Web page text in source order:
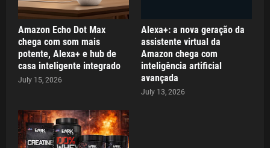
Amazon Echo Dot Max
chega com som mais
potente, Alexa+ e hub de
casa inteligente integrado
July 15, 2026
Alexa+: a nova geração da
assistente virtual da
Amazon chega com
inteligência artificial
avançada
July 13, 2026